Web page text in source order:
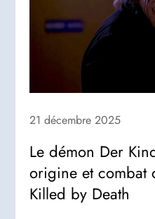
21 décembre 2025
Le démon Der
origine et combat
Killed by Death